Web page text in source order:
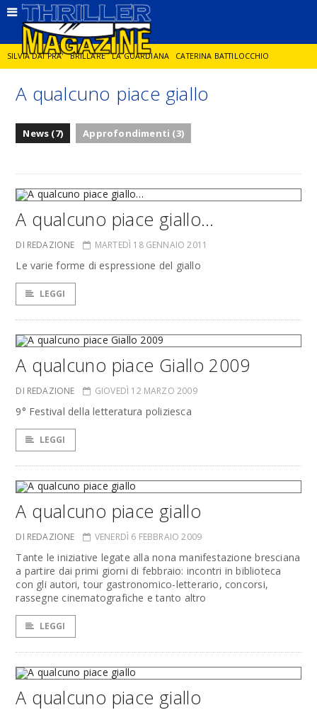
SILVIA DAI PRA' BRILLARE LA GUARDIANA CATERINA BATTILOCCHIO
JORGE DIAZ LA SPIA DELITTO IN CORNICE GIANCARLO DE CATALDO
A qualcuno piace giallo
News (7) Approfondimenti (3)
A qualcuno piace giallo…
DI REDAZIONE MARTEDÌ 18 GENNAIO 2011
Le varie forme di espressione del giallo
LEGGI
A qualcuno piace Giallo 2009
DI REDAZIONE GIOVEDÌ 12 MARZO 2009
9° Festival della letteratura poliziesca
LEGGI
A qualcuno piace giallo
DI REDAZIONE VENERDÌ 6 FEBBRAIO 2009
Tante le iniziative legate alla nona manifestazione bresciana
a partire dai primi giorni di febbraio: incontri in biblioteca
con gli autori, tour gastronomico-letterario, concorsi,
rassegne cinematografiche e tanto altro
LEGGI
A qualcuno piace giallo